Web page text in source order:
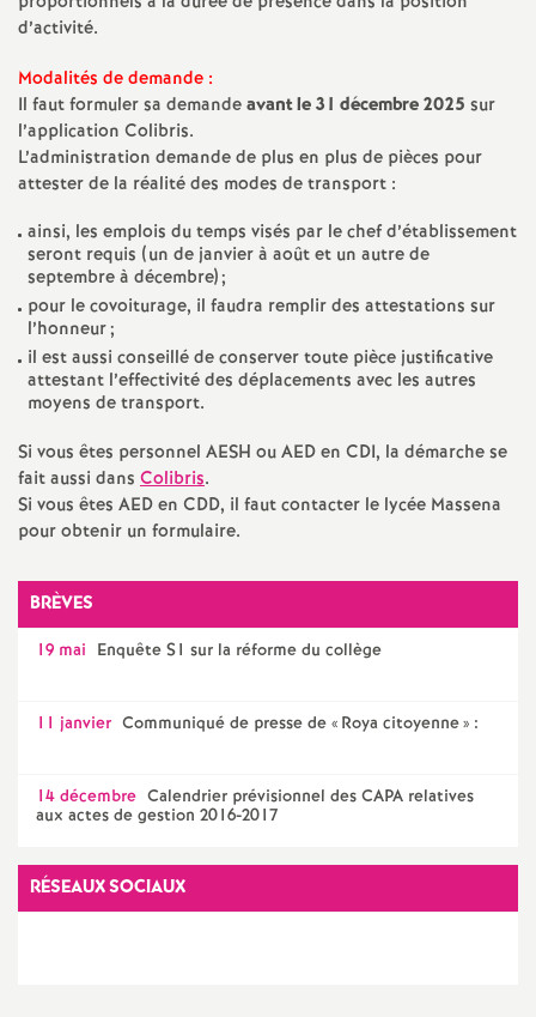
g
n
e
m
e
n
t
s
d
e
S
c
o
n
d
d’activité.
Modalités de demande :
Il faut formuler sa demandeavant le 31 décembre 2025 sur
l’application Colibris.
L’administration demande de plus en plus de pièces pour
attester de la réalité des modes de transport :
ainsi, les emplois du temps visés par le chef d’établissement
seront requis (un de janvier à août et un autre de
septembre à décembre);
pour le covoiturage, il faudra remplir des attestations sur
l’honneur;
il est aussi conseillé de conserver toute pièce justificative
attestant l’effectivité des déplacements avec les autres
moyens de transport.
Si vous êtes personnel AESH ou AED en CDI, la démarche se
fait aussi dans Colibris.
Si vous êtes AED en CDD, il faut contacter le lycée Massena
pour obtenir un formulaire.
BRÈVES
19 mai Enquête S1 sur la réforme du collège
11 janvier Communiqué de presse de « Roya citoyenne» :
14 décembre Calendrier prévisionnel des CAPA relatives
aux actes de gestion 2016-2017
RÉSEAUX SOCIAUX